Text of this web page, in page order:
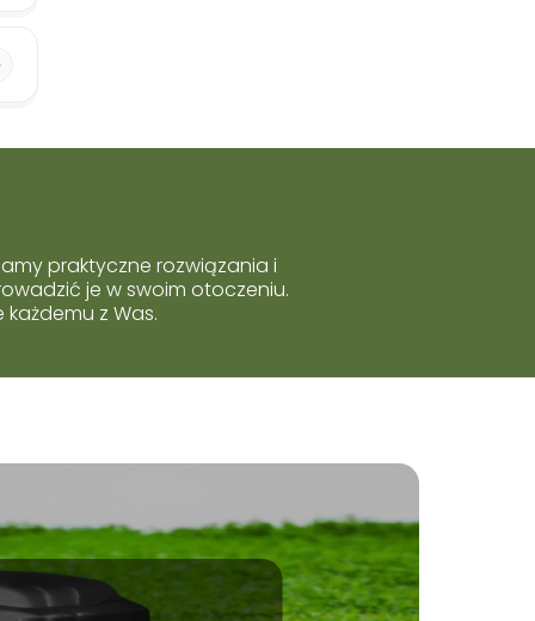
praktyczne rozwiązania i
je w swoim otoczeniu.
z Was.